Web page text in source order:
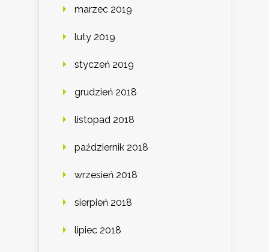
marzec 2019
luty 2019
styczeń 2019
grudzień 2018
listopad 2018
październik 2018
wrzesień 2018
sierpień 2018
lipiec 2018